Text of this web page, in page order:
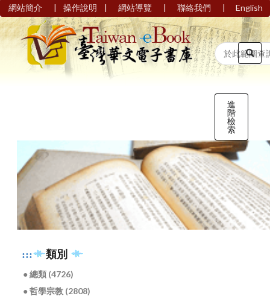
網站簡介 | 操作說明 | 網站導覽 | 聯絡我們 | English
進
階
檢
索
::: 類別
● 總類 (4726)
● 哲學宗教 (2808)